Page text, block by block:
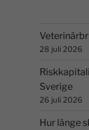
28 juli 2026
Sverige
26 juli 2026
Hur länge